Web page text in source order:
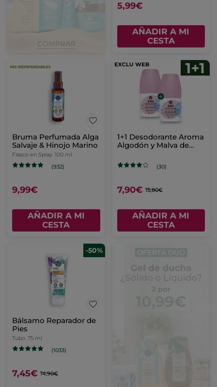
5,99€
AÑADIR A MI
CESTA
Bruma Perfumada Alga
Salvaje & Hinojo Marino
Frasco en Spray 100 ml
(932)
9,99€
AÑADIR A MI
CESTA
1+1 Desodorante Aroma
Algodón y Malva de
(30)
7,90€ 15,80€
AÑADIR A MI
CESTA
-50%
Bálsamo Reparador de
Pies
Tubo 75 ml
(1033)
7,45€ 14,90€